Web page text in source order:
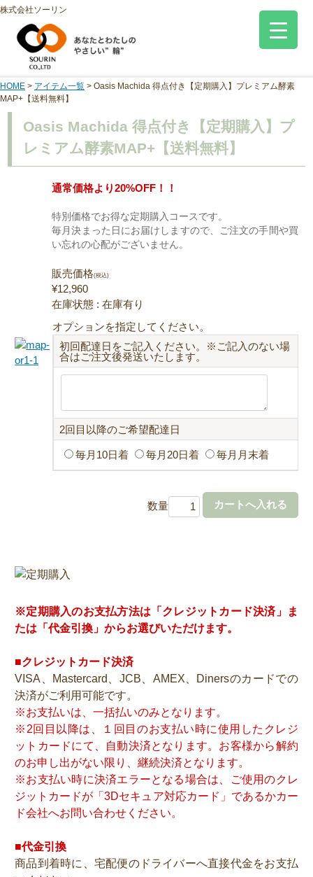
株式会社ソーリン
HOME > アイテム一覧 > Oasis Machida 得点付き【定期購入】プレミアム酵素
MAP+【送料無料】
Oasis Machida 得点付き【定期購入】プ
レミアム酵素MAP+【送料無料】
通常価格より20%OFF！！
特別価格でお得な定期購入コースです。
毎月決まった日にお届けしますので、ご注文の手間や買
い忘れの心配がございません。
販売価格(税込)
¥12,960
在庫状態 : 在庫有り
オプションを指定してください。
初回配達日をご記入ください。※ご記入のない場
合はご注文後発送いたします。
2回目以降のご希望配達日
毎月10日着 毎月20日着 毎月月末着
数量
※定期購入のお支払方法は「クレジットカード決済」ま
たは「代金引換」からお選びいただけます。
■クレジットカード決済
VISA、Mastercard、JCB、AMEX、Dinersのカードでの
決済がご利用可能です。
※お支払いは、一括払いのみとなります。
※2回目以降は、１回目のお支払い時に使用したクレジ
ットカードにて、自動決済となります。お客様から解約
のお申し出がない限り、継続決済となります。
※お支払い時に決済エラーとなる場合は、ご使用のクレ
ジットカードが「3Dセキュア対応カード」であるかカー
ド会社へお問い合わせください。
■代金引換
商品到着時に、宅配便のドライバーへ直接代金をお支払